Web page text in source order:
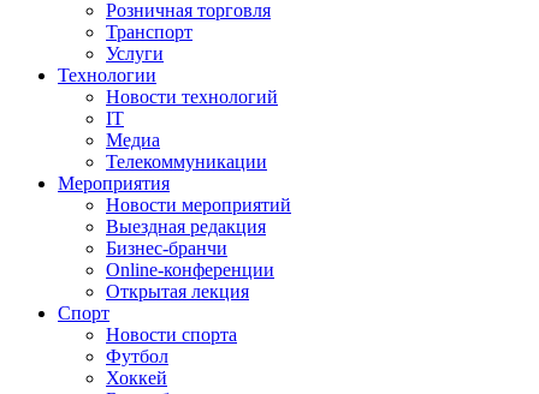
Розничная торговля
Транспорт
Услуги
Технологии
Новости технологий
IT
Медиа
Телекоммуникации
Мероприятия
Новости мероприятий
Выездная редакция
Бизнес-бранчи
Online-конференции
Открытая лекция
Спорт
Новости спорта
Футбол
Хоккей